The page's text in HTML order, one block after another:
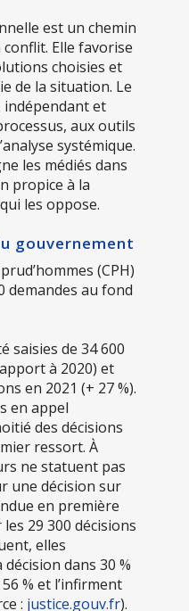
est un chemin
Elle favorise
choisies et
de la situation. Le
et
aux outils
systémique.
les médiés dans
propice à la
les oppose.
gouvernement
(CPH)
demandes au fond
saisies de 34 600
à 2020) et
en 2021 (+ 27 %).
en appel
des décisions
ressort. À
ne statuent pas
une décision sur
en première
29 300 décisions
elles
dans 30 %
% et l’infirment
: justice.gouv.fr).